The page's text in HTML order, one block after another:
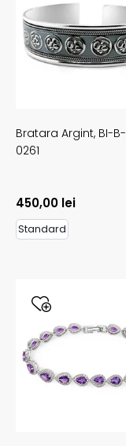
Bratara Argint, BI-B-
0261
450,00 lei
Standard